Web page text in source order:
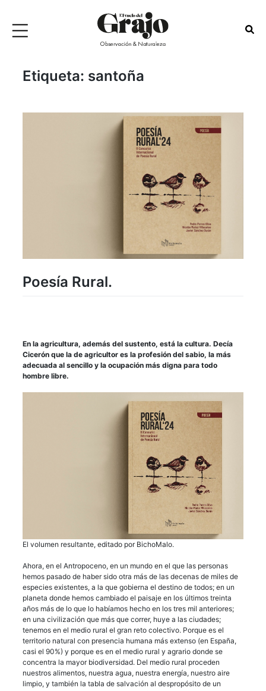
Etiqueta: santoña
Poesía Rural.
En la agricultura, además del sustento, está la cultura. Decía
Cicerón que la de agricultor es la profesión del sabio, la más
adecuada al sencillo y la ocupación más digna para todo
hombre libre.
El volumen resultante, editado por BichoMalo.
Ahora, en el Antropoceno, en un mundo en el que las personas
hemos pasado de haber sido otra más de las decenas de miles de
especies existentes, a la que gobierna el destino de todos; en un
planeta donde hemos cambiado el paisaje en los últimos treinta
años más de lo que lo habíamos hecho en los tres mil anteriores;
en una civilización que más que correr, huye a las ciudades;
tenemos en el medio rural el gran reto colectivo. Porque es el
territorio natural con presencia humana más extenso (en España,
casi el 90%) y porque es en el medio rural y agrario donde se
concentra la mayor biodiversidad. Del medio rural proceden
nuestros alimentos, nuestra agua, nuestra energía, nuestro aire
limpio, y también la tabla de salvación al despropósito de un